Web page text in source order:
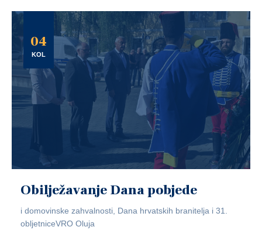
04
KOL
Obilježavanje Dana pobjede
i domovinske zahvalnosti, Dana hrvatskih branitelja i 31.
obljetniceVRO Oluja